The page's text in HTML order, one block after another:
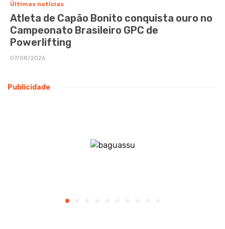
Últimas notícias
Atleta de Capão Bonito conquista ouro no
Campeonato Brasileiro GPC de
Powerlifting
07/08/2026
Publicidade